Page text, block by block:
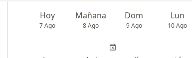
Hoy
7 Ago
Mañana
8 Ago
Dom
9 Ago
Lun
10 Ago